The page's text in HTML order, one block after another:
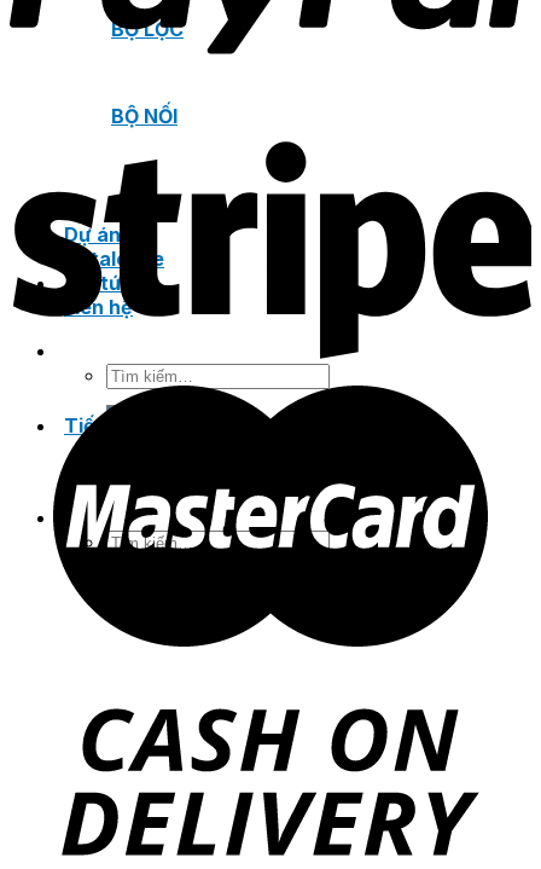
BỘ LỌC
BỘ NỐI
Dự án
Catalogue
Tin tức
Liên hệ
Tìm
kiếm:
Tiếng Việt
Tìm